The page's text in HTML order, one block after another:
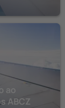
ao
ABCZ